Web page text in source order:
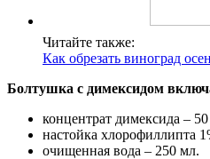
Читайте также:
Как обрезать виноград
Болтушка с димексидом
концентрат димексида ‒
настойка хлорофиллипта
очищенная вода ‒ 250 мл.